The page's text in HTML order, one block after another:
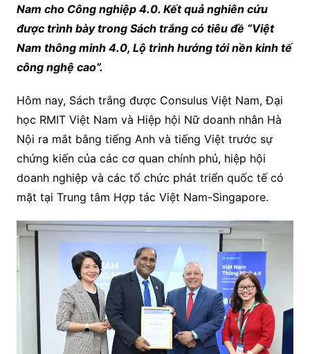
Nam cho Công nghiệp 4.0. Kết quả nghiên cứu
được trình bày trong Sách trắng có tiêu đề “Việt
Nam thông minh 4.0, Lộ trình hướng tới nền kinh tế
công nghệ cao”.
Hôm nay, Sách trắng được Consulus Việt Nam, Đại
học RMIT Việt Nam và Hiệp hội Nữ doanh nhân Hà
Nội ra mắt bằng tiếng Anh và tiếng Việt trước sự
chứng kiến của các cơ quan chính phủ, hiệp hội
doanh nghiệp và các tổ chức phát triển quốc tế có
mặt tại Trung tâm Hợp tác Việt Nam-Singapore.